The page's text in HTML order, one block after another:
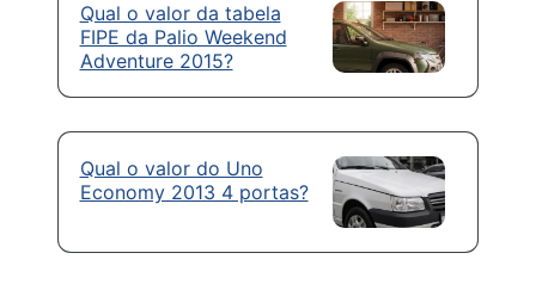
Qual o valor da tabela
FIPE da Palio Weekend
Adventure 2015?
Qual o valor do Uno
Economy 2013 4 portas?